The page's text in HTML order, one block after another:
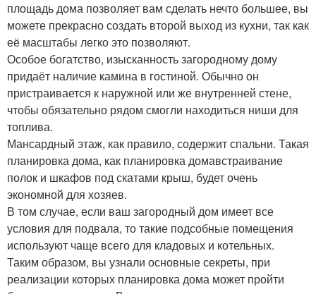
площадь дома позволяет вам сделать нечто большее, вы
можете прекрасно создать второй выход из кухни, так как
её масштабы легко это позволяют.
Особое богатство, изысканность загородному дому
придаёт наличие камина в гостиной. Обычно он
пристраивается к наружной или же внутренней стене,
чтобы обязательно рядом смогли находиться ниши для
топлива.
Мансардный этаж, как правило, содержит спальни. Такая
планировка дома, как планировка домавстраивание
полок и шкафов под скатами крыш, будет очень
экономной для хозяев.
В том случае, если ваш загородный дом имеет все
условия для подвала, то такие подсобные помещения
используют чаще всего для кладовых и котельных.
Таким образом, вы узнали основные секреты, при
реализации которых планировка дома может пройти